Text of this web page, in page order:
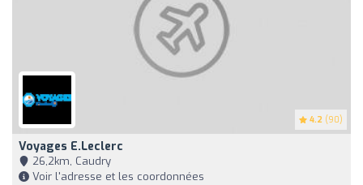
4.2 (90)
Voyages E.Leclerc
26,2km, Caudry
Voir l'adresse et les coordonnées